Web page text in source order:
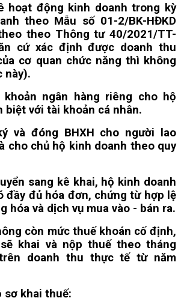
hoạt động kinh doanh trong kỳ
theo Mẫu số 01-2/BK-HĐKD
theo Thông tư 40/2021/TT-
cứ xác định được doanh thu
cơ quan chức năng thì không
này).
ngân hàng riêng cho hộ
biệt với tài khoản cá nhân.
và đóng BHXH cho người lao
cho chủ hộ kinh doanh theo quy
sang kê khai, hộ kinh doanh
đầy đủ hóa đơn, chứng từ hợp lệ
hóa và dịch vụ mua vào - bán ra.
còn mức thuế khoán cố định,
khai và nộp thuế theo tháng
doanh thu thực tế từ năm
sơ khai thuế: